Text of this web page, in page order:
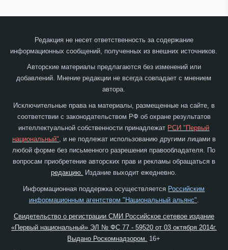
Редакция не несет ответственность за содержание
информационных сообщений, полученных из внешних источников.
Авторские материалы предлагаются без изменений или
добавлений. Мнение редакции не всегда совпадает с мнением
автора.
Исключительные права на материалы, размещенные на сайте, в
соответствии с законодательством РФ об охране результатов
интеллектуальной собственности принадлежат РСИ "Первый
национальный", и не подлежат использованию другими лицами в
любой форме без письменного разрешения правообладателя. По
вопросам приобретение авторских прав и рекламы обращаться в
редакцию. Издание выходит ежедневно.
Информационная поддержка осуществляется Российским
информационным агентством "Национальный альянс"
Свидетельство о регистрации СМИ Российское сетевое издание
«Первый национальный» ЭЛ № ФС 77 - 59520 от 03 октября 2014г.
Выдано Роскомнадзором.
16+